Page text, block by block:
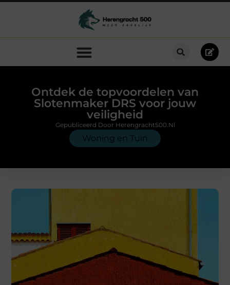
Ontdek de topvoordelen van
Slotenmaker DRS voor jouw
veiligheid
Woning en Tuin
Gepubliceerd Door Herengracht500.nl